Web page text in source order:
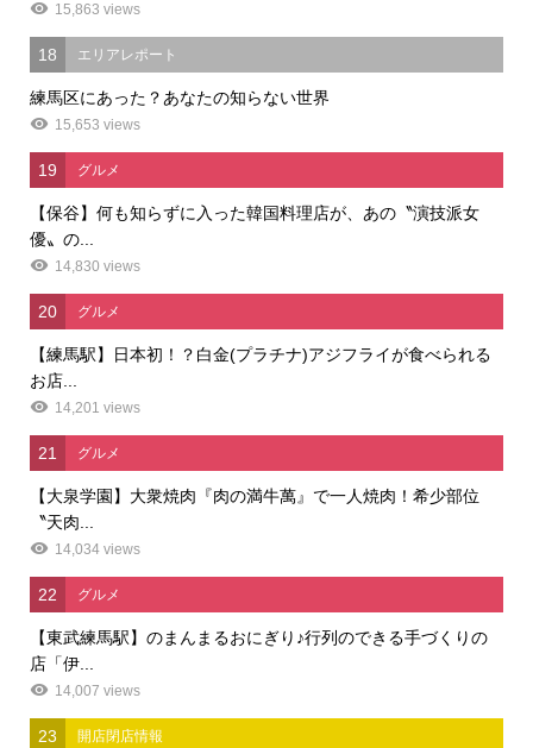
15,863 views
18 エリアレポート
練馬区にあった？あなたの知らない世界
15,653 views
19 グルメ
【保谷】何も知らずに入った韓国料理店が、あの〝演技派女
優〟の...
14,830 views
20 グルメ
【練馬駅】日本初！？白金(プラチナ)アジフライが食べられる
お店...
14,201 views
21 グルメ
【大泉学園】大衆焼肉『肉の満牛萬』で一人焼肉！希少部位
〝天肉...
14,034 views
22 グルメ
【東武練馬駅】のまんまるおにぎり♪行列のできる手づくりの
店「伊...
14,007 views
23 開店閉店情報